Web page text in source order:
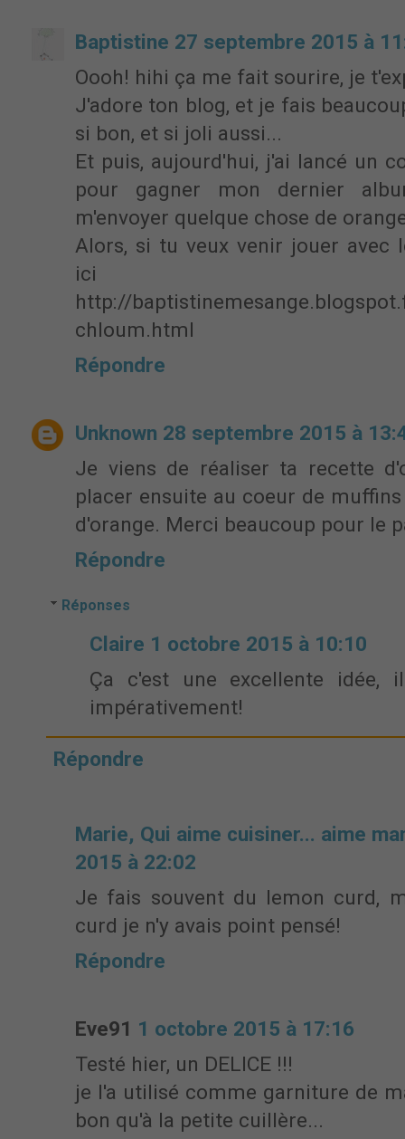
Baptistine 27 septembre 2015 à
Oooh! hihi ça me fait sourire, je
J'adore ton blog, et je fais
si bon, et si joli aussi...
Et puis, aujourd'hui, j'ai lancé un
pour gagner mon dernier
m'envoyer quelque chose de
Alors, si tu veux venir jouer avec
http://
chloum.html
Répondre
Unknown 28 septembre 2015 à
Je viens de réaliser ta recette
placer ensuite au coeur de
d'orange. Merci beaucoup pour le
Répondre
Réponses
Claire 1 octobre 2015 à 10:10
Ça c'est une excellente
impérativement!
Répondre
Marie, Qui aime cuisiner... aime
2015 à 22:02
Je fais souvent du lemon curd,
curd je n'y avais point pensé!
Répondre
Eve91 1 octobre 2015 à 17:16
Testé hier, un DELICE !!!
je l'a utilisé comme garniture de
bon qu'à la petite cuillère...